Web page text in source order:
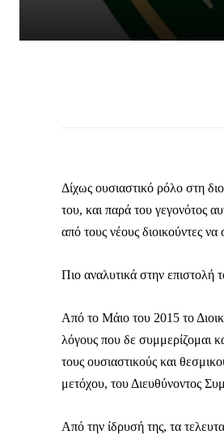
Δίχως ουσιαστικό ρόλο στη
του, και παρά του γεγονότος
από τους νέους διοικούντες να
Πιο αναλυτικά στην επιστολή
Από το Μάιο του 2015 το
λόγους που δε συμμερίζομαι
τους ουσιαστικούς και
μετόχου, του Διευθύνοντος
Από την ίδρυσή της, τα